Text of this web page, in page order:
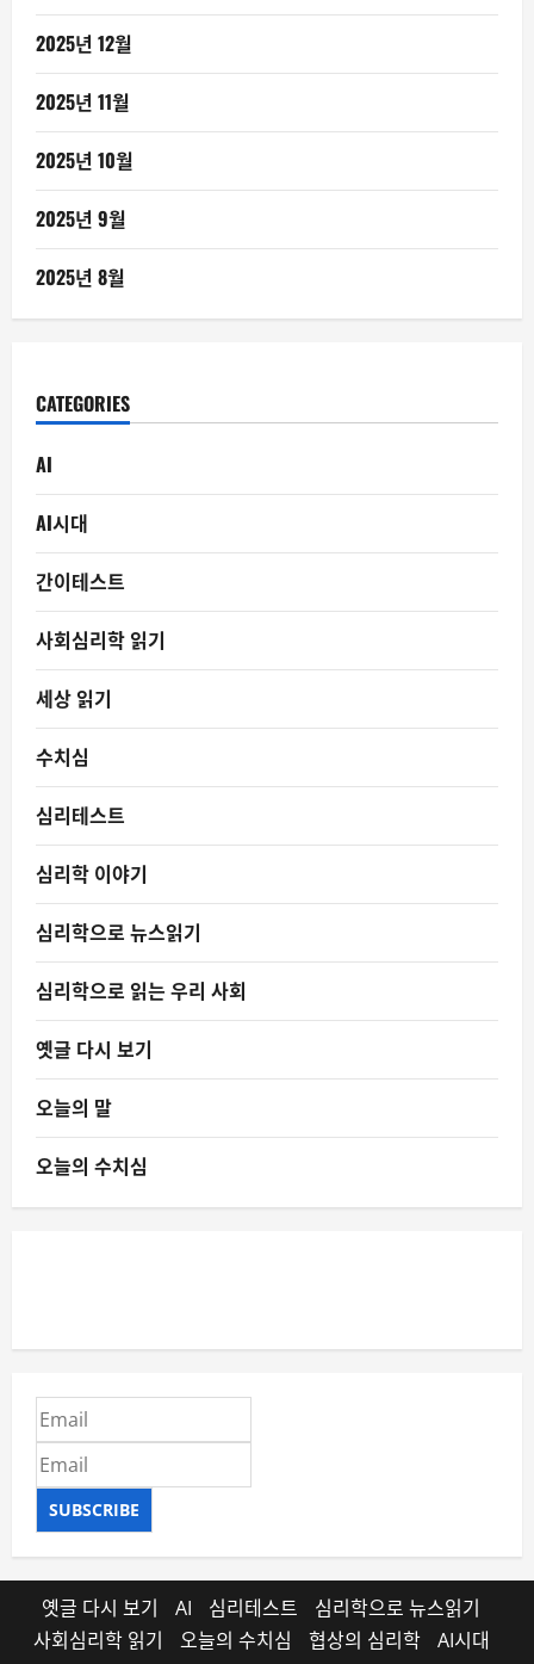
2025년 12월
2025년 11월
2025년 10월
2025년 9월
2025년 8월
CATEGORIES
AI
AI시대
간이테스트
사회심리학 읽기
세상 읽기
수치심
심리테스트
심리학 이야기
심리학으로 뉴스읽기
심리학으로 읽는 우리 사회
옛글 다시 보기
오늘의 말
오늘의 수치심
SUBSCRIBE
옛글 다시 보기 AI 심리테스트
심리학으로 뉴스읽기
사회심리학 읽기
오늘의 수치심 협상의 심리학 AI시대